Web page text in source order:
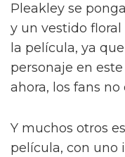
Pleakley se
y un vestido
la película, ya
personaje en
ahora, los fans
Y muchos otros
película, con uno